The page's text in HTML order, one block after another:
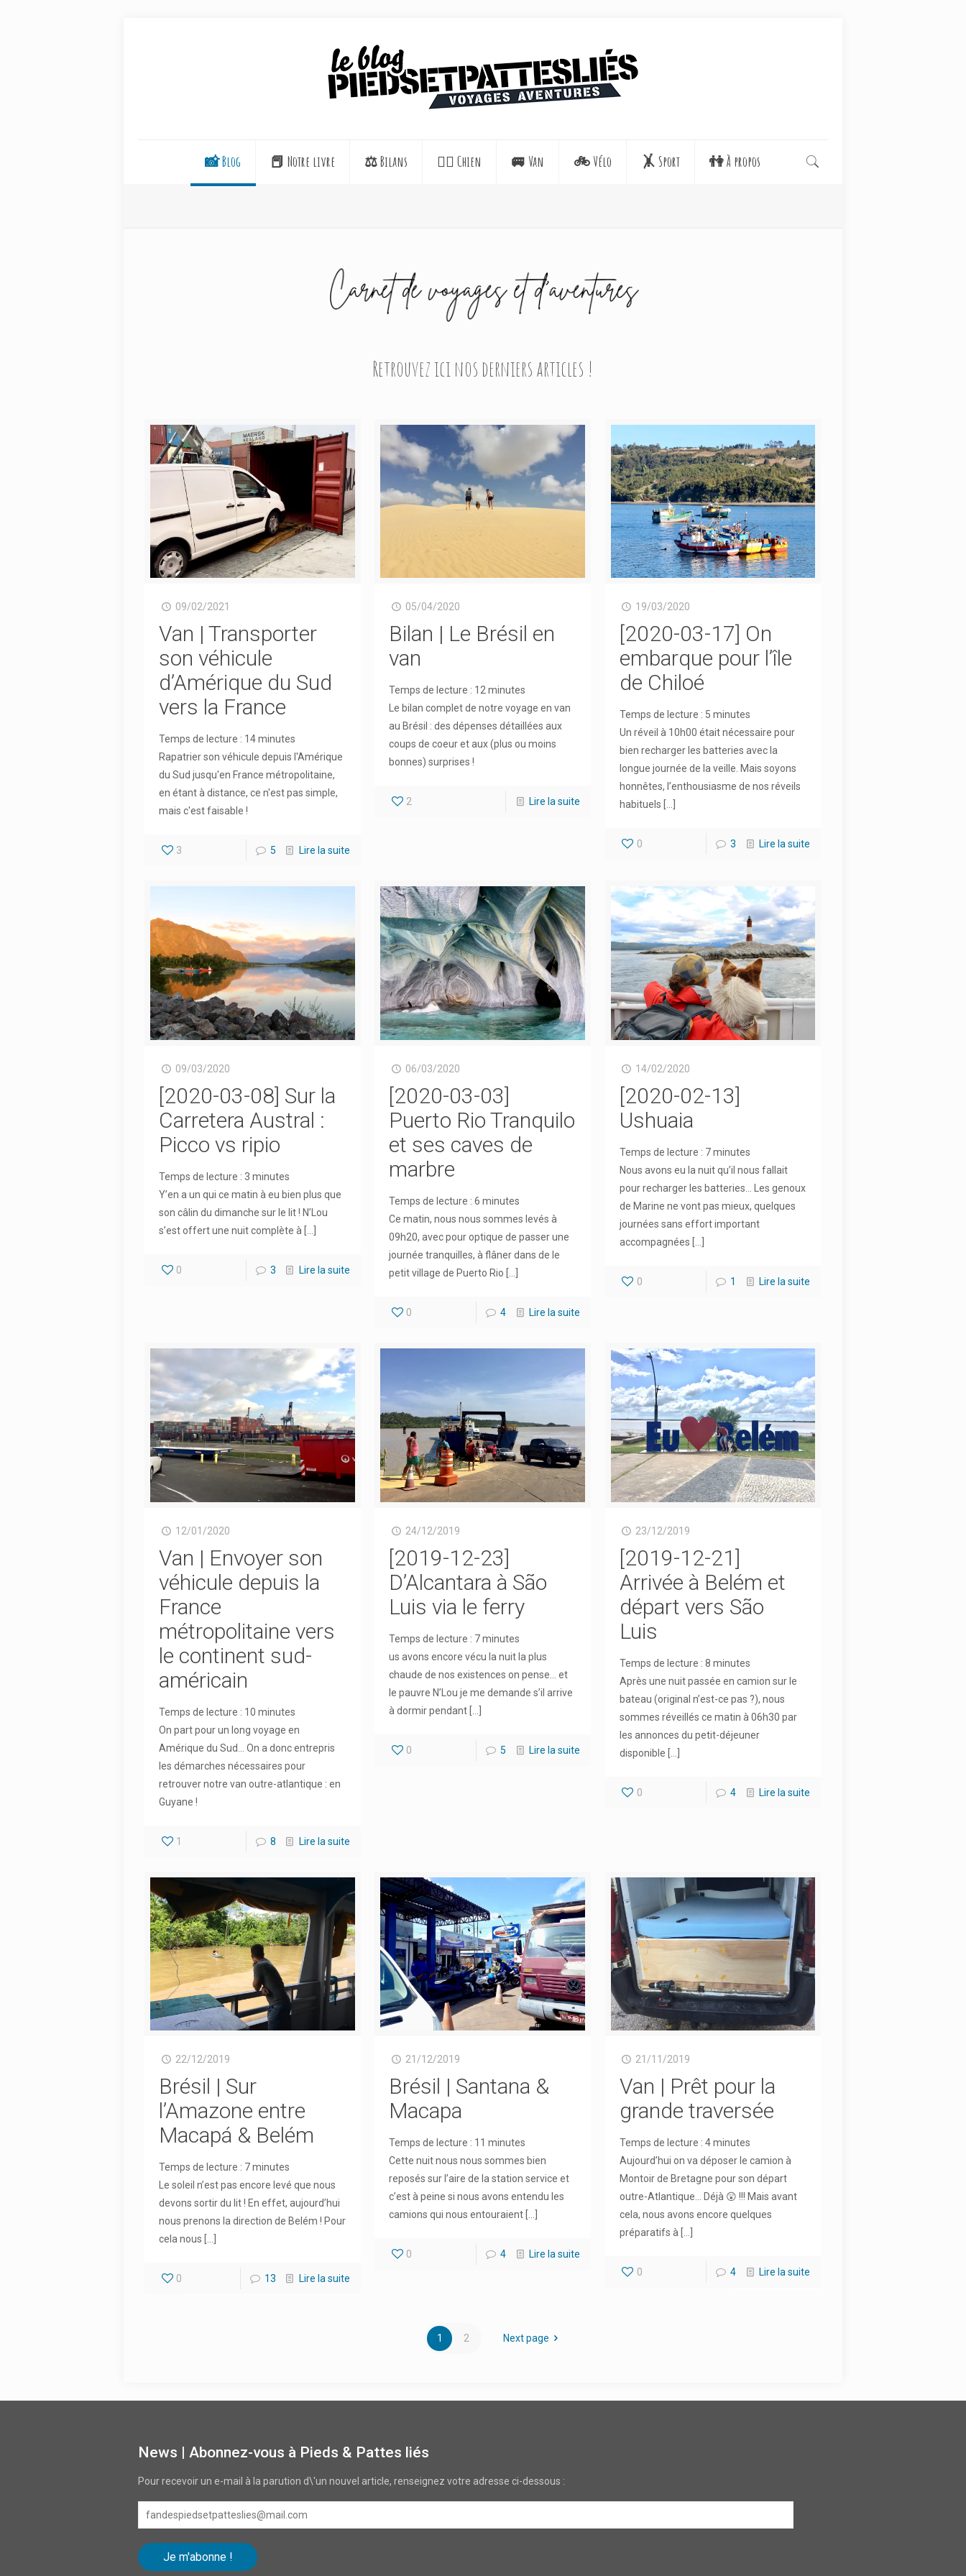
📸 Blog 📕 Notre livre ⚖️ Bilans 🐕‍🦺 Chien 🚐 Van 🚲 Vélo 🤸 Sport 👫 À propos
Retrouvez ici nos derniers articles !
09/02/2021
Van | Transporter
son véhicule
d’Amérique du Sud
vers la France
Temps de lecture : 14 minutes
Rapatrier son véhicule depuis l'Amérique
du Sud jusqu'en France métropolitaine,
en étant à distance, ce n'est pas simple,
mais c'est faisable !
3 5 Lire la suite
05/04/2020
Bilan | Le Brésil en
van
Temps de lecture : 12 minutes
Le bilan complet de notre voyage en van
au Brésil : des dépenses détaillées aux
coups de coeur et aux (plus ou moins
bonnes) surprises !
2 Lire la suite
19/03/2020
[2020-03-17] On
embarque pour l’île
de Chiloé
Temps de lecture : 5 minutes
Un réveil à 10h00 était nécessaire pour
bien recharger les batteries avec la
longue journée de la veille. Mais soyons
honnêtes, l’enthousiasme de nos réveils
habituels […]
0 3 Lire la suite
09/03/2020
[2020-03-08] Sur la
Carretera Austral :
Picco vs ripio
Temps de lecture :3 minutes
Y’en a un qui ce matin à eu bien plus que
son câlin du dimanche sur le lit ! N’Lou
s’est offert une nuit complète à
0 3 Lire la suite
06/03/2020
[2020-03-03]
Puerto Rio Tranquilo
et ses caves de
marbre
Temps de lecture :6 minutes
Ce matin, nous nous sommes levés à
09h20, avec pour optique de passer une
journée tranquilles, à flâner dans de le
petit village de Puerto Rio
0 4 Lire la suite
14/02/2020
[2020-02-13]
Ushuaia
Temps de lecture : 7 minutes
Nous avons eu la nuit qu’il nous fallait
pour recharger les batteries… Les genoux
de Marine ne vont pas mieux, quelques
journées sans effort important
accompagnées
0 1 Lire la suite
12/01/2020
Van | Envoyer son
véhicule depuis la
France
métropolitaine vers
le continent sud-
américain
Temps de lecture : 10 minutes
On part pour un long voyage en
Amérique du Sud... On a donc entrepris
les démarches nécessaires pour
retrouver notre van outre-atlantique : en
Guyane !
1 8 Lire la suite
24/12/2019
[2019-12-23]
D’Alcantara à São
Luis via le ferry
Temps de lecture : 7 minutes
us avons encore vécu la nuit la plus
chaude de nos existences on pense… et
le pauvre N’Lou je me demande s’il arrive
à dormir pendant
0 5 Lire la suite
23/12/2019
[2019-12-21]
Arrivée à Belém et
départ vers São
Luis
Temps de lecture : 8 minutes
Après une nuit passée en camion sur le
bateau (original n’est-ce pas ?), nous
sommes réveillés ce matin à 06h30 par
les annonces du petit-déjeuner
disponible
0 4 Lire la suite
22/12/2019
Brésil | Sur
l’Amazone entre
Macapá & Belém
Temps de lecture : 7 minutes
Le soleil n’est pas encore levé que nous
devons sortir du lit ! En effet, aujourd’hui
nous prenons la direction de Belém ! Pour
cela nous […]
0 13 Lire la suite
21/12/2019
Brésil | Santana &
Macapa
Temps de lecture : 11 minutes
Cette nuit nous nous sommes bien
reposés sur l’aire de la station service et
c’est à peine si nous avons entendu les
camions qui nous entouraient […]
0 4 Lire la suite
21/11/2019
Van | Prêt pour la
grande traversée
Temps de lecture : 4 minutes
Aujourd’hui on va déposer le camion à
Montoir de Bretagne pour son départ
outre-Atlantique… Déjà 😲 !!! Mais avant
cela, nous avons encore quelques
préparatifs à[…]
0 4 Lire la suite
1 2 Next page
News | Abonnez-vous à Pieds & Pattes liés
Pour recevoir un e-mail à la parution d\'un nouvel article, renseignez votre adresse ci-dessous :
fandespiedsetpatteslies@mail.com
Je m'abonne !